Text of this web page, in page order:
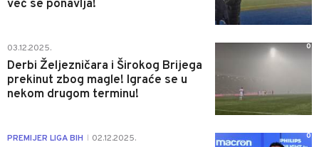
već se ponavlja!
03.12.2025.
Derbi Željezničara i Širokog Brijega
prekinut zbog magle! Igraće se u
nekom drugom terminu!
0
PREMIJER LIGA BIH 02.12.2025. 0